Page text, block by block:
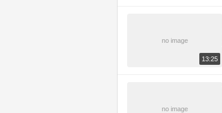
no image
13:25
no image